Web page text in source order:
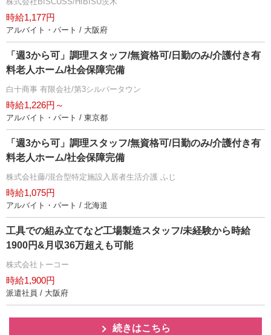
時給1,177円
アルバイト・パート / 大阪府
「週3から可」調理スタッフ/無資格可/日勤のみ/介護付き有
料老人ホーム/社会保障完備
白十商事 有限会社/第3シルバータウン
時給1,226円～
アルバイト・パート / 東京都
「週3から可」調理スタッフ/無資格可/日勤のみ/介護付き有
料老人ホーム/社会保障完備
株式会社藤/混合型特定施設入居者生活介護 ふじ
時給1,075円
アルバイト・パート / 北海道
工具での組み立てなど工場製造スタッフ/未経験から時給
1900円&月収36万超えも可能
株式会社トーコー
時給1,900円
派遣社員 / 大阪府
続きはこちら